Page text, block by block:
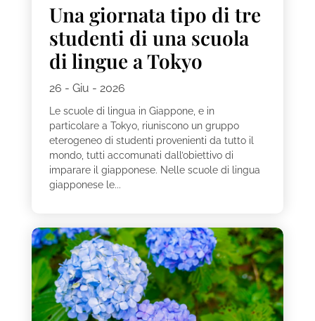
Una giornata tipo di tre
studenti di una scuola
di lingue a Tokyo
26 - Giu - 2026
Le scuole di lingua in Giappone, e in
particolare a Tokyo, riuniscono un gruppo
eterogeneo di studenti provenienti da tutto il
mondo, tutti accomunati dall’obiettivo di
imparare il giapponese. Nelle scuole di lingua
giapponese le...